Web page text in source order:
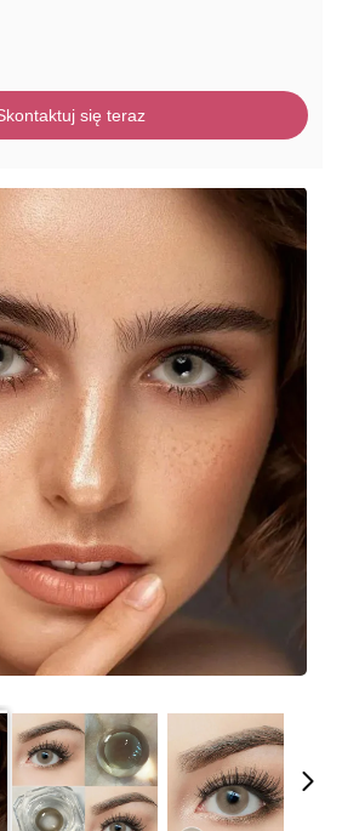
się teraz